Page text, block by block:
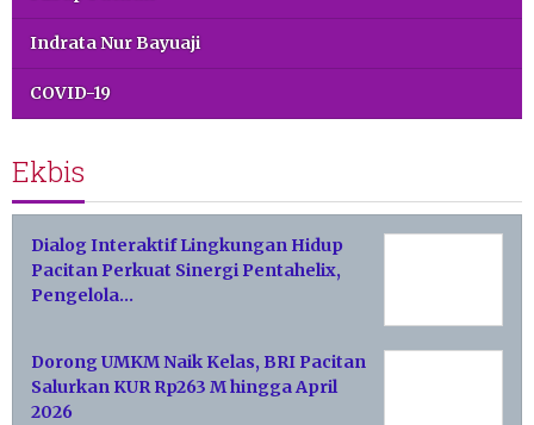
Indrata Nur Bayuaji
COVID-19
Ekbis
Dialog Interaktif Lingkungan Hidup
Pacitan Perkuat Sinergi Pentahelix,
Pengelola…
Dorong UMKM Naik Kelas, BRI Pacitan
Salurkan KUR Rp263 M hingga April
2026